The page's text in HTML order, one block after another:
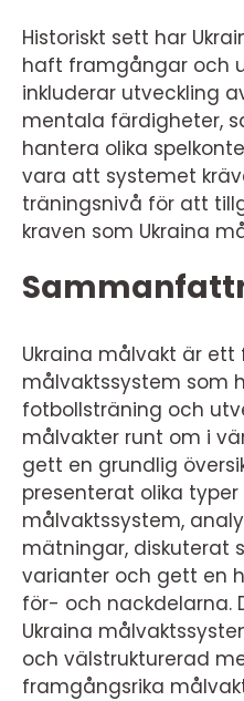
Historiskt sett har
haft framgångar och
inkluderar utveckling
mentala färdigheter,
hantera olika
vara att systemet
träningsnivå för att
kraven som Ukraina
Ukraina målvakt är
målvaktssystem som
fotbollsträning och
målvakter runt om i
gett en grundlig
presenterat olika typer
målvaktssystem,
mätningar, diskuterat
varianter och gett en
för- och nackdelarna.
Ukraina
och välstrukturerad
framgångsrika